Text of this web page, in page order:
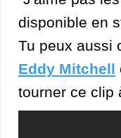
disponible en
Tu peux aussi
Eddy Mitchell
tourner ce clip